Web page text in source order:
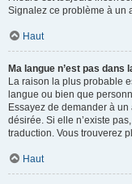
Signalez ce problème à un
Haut
Ma langue n’est pas dans
La raison la plus probable
langue ou bien que
Essayez de demander à
désirée. Si elle n’existe
traduction. Vous trouverez
Haut